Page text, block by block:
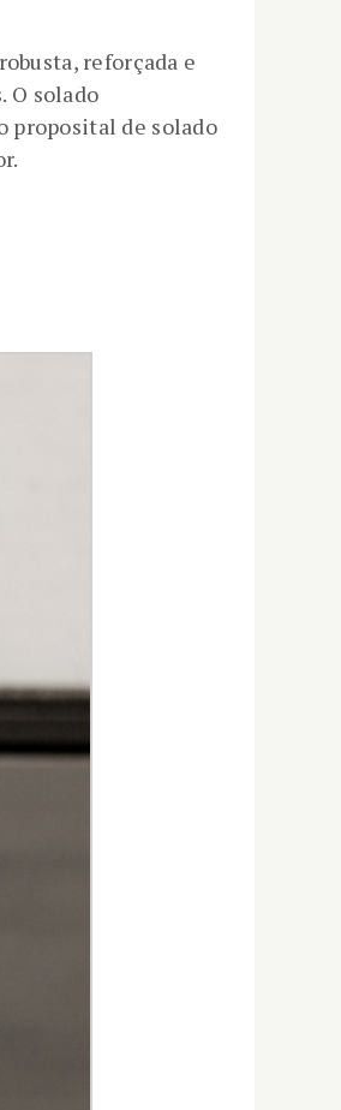
reforçada e
O solado
proposital de solado